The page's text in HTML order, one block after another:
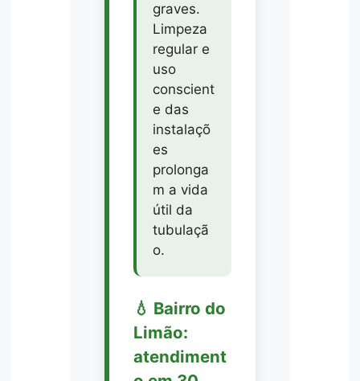
graves.
Limpeza
regular e
uso
conscient
e das
instalaçõ
es
prolonga
m a vida
útil da
tubulaçã
o.
💧 Bairro do
Limão:
atendiment